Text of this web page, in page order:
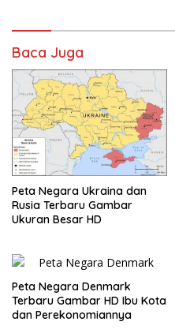
Baca Juga
Peta Negara Ukraina dan
Rusia Terbaru Gambar
Ukuran Besar HD
Peta Negara Denmark
Terbaru Gambar HD Ibu Kota
dan Perekonomiannya